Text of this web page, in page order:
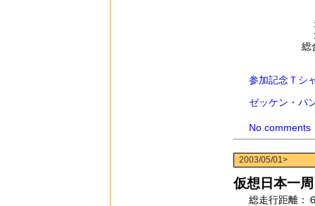
総
参加記念Ｔシ
ゼッケン・パ
No comments
2003/05/01>
仮想日本一
総走行距離：